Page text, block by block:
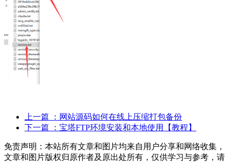
上一篇
：网站源码如何在线上压缩打包备份
下一篇
：宝塔FTP环境安装和本地使用【教程】
免责声明：本站所有文章和图片均来自用户分享和网络收集，
文章和图片版权归原作者及原出处所有，仅供学习与参考，请